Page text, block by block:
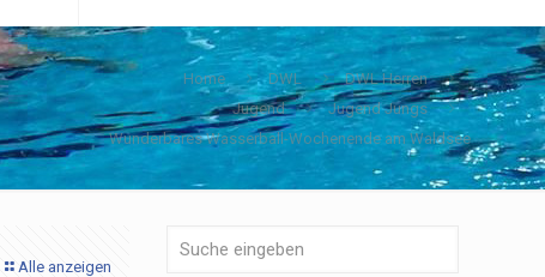
Home DWL
DWL Herren
Jugend
Jugend Jungs
Wunderbares Wasserball-Wochenende am Waldsee
Alle anzeigen